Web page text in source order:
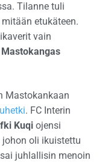
Tilanne tuli
etukäteen.
vain
Mastokangas
Mastokankaan
. FC Interin
Kuqi ojensi
oli ikuistettu
juhlallisin menoin